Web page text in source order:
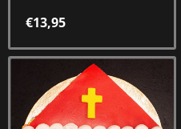
€13,95